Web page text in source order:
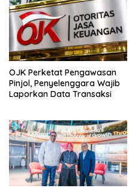
OJK Perketat Pengawasan
Pinjol, Penyelenggara Wajib
Laporkan Data Transaksi